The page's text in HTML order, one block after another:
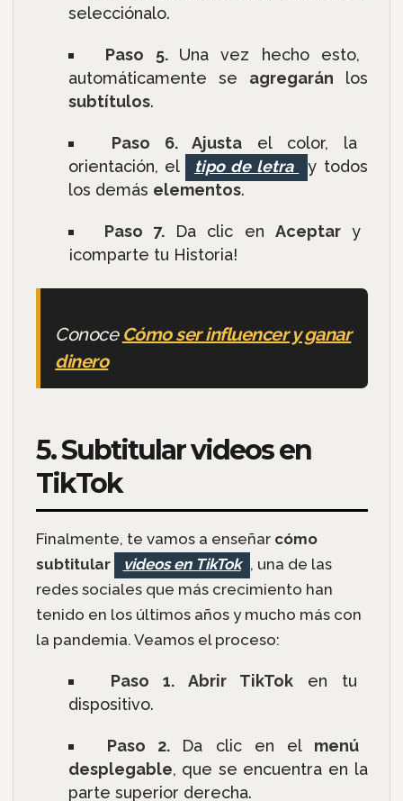
selecciónalo.
Paso 5. Una vez hecho esto,
automáticamente se agregarán los
subtítulos.
Paso 6. Ajusta el color, la
orientación, el
tipo de letra
y todos
los demás elementos.
Paso 7. Da clic enAceptar y
¡comparte tu Historia!
Conoce Cómo ser influencer y ganar
dinero
5. Subtitular videos en
TikTok
Finalmente, te vamos a enseñar cómo
subtitular
videos en TikTok , una de las
redes sociales que más crecimiento han
tenido en los últimos años y mucho más con
la pandemia. Veamos el proceso:
Paso 1. Abrir TikToken tu
dispositivo.
Paso 2. Da clic en el menú
desplegable, que se encuentra en la
parte superior derecha.